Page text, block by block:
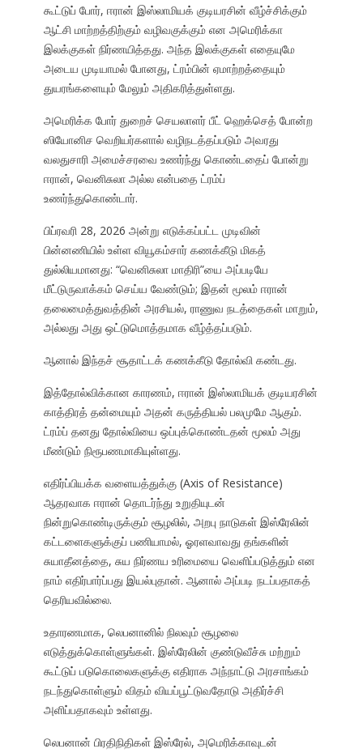
கூட்டுப் போர், ஈரான் இஸ்லாமியக் குடியரசின் வீழ்ச்சிக்கும்
ஆட்சி மாற்றத்திற்கும் வழிவகுக்கும் என அமெரிக்கா
இலக்குகள் நிர்ணயித்தது. அந்த இலக்குகள் எதையுமே
அடைய முடியாமல் போனது, ட்ரம்பின் ஏமாற்றத்தையும்
துயரங்களையும் மேலும் அதிகரித்துள்ளது.
அமெரிக்க போர் துறைச் செயலாளர் பீட் ஹெக்செத் போன்ற
ஸியோனிச வெறியர்களால் வழிநடத்தப்படும் அவரது
வலதுசாரி அமைச்சரவை உணர்ந்து கொண்டதைப் போன்று
ஈரான், வெனிசுலா அல்ல என்பதை ட்ரம்ப்
உணர்ந்துகொண்டார்.
பிப்ரவரி 28, 2026 அன்று எடுக்கப்பட்ட முடிவின்
பின்னணியில் உள்ள வியூகம்சார் கணக்கீடு மிகத்
துல்லியமானது: “வெனிசுலா மாதிரி”யை அப்படியே
மீட்டுருவாக்கம் செய்ய வேண்டும்; இதன் மூலம் ஈரான்
தலைமைத்துவத்தின் அரசியல், ராணுவ நடத்தைகள் மாறும்,
அல்லது அது ஒட்டுமொத்தமாக வீழ்த்தப்படும்.
ஆனால் இந்தச் சூதாட்டக் கணக்கீடு தோல்வி கண்டது.
இத்தோல்விக்கான காரணம், ஈரான் இஸ்லாமியக் குடியரசின்
காத்திரத் தன்மையும் அதன் கருத்தியல் பலமுமே ஆகும்.
ட்ரம்ப் தனது தோல்வியை ஒப்புக்கொண்டதன் மூலம் அது
மீண்டும் நிரூபணமாகியுள்ளது.
எதிர்ப்பியக்க வளையத்துக்கு (Axis of Resistance)
ஆதரவாக ஈரான் தொடர்ந்து உறுதியுடன்
நின்றுகொண்டிருக்கும் சூழலில், அறபு நாடுகள் இஸ்ரேலின்
கட்டளைகளுக்குப் பணியாமல், ஓரளவாவது தங்களின்
சுயாதீனத்தை, சுய நிர்ணய உரிமையை வெளிப்படுத்தும் என
நாம் எதிர்பார்ப்பது இயல்புதான். ஆனால் அப்படி நடப்பதாகத்
தெரியவில்லை.
உதாரணமாக, லெபனானில் நிலவும் சூழலை
எடுத்துக்கொள்ளுங்கள். இஸ்ரேலின் குண்டுவீச்சு மற்றும்
கூட்டுப் படுகொலைகளுக்கு எதிராக அந்நாட்டு அரசாங்கம்
நடந்துகொள்ளும் விதம் வியப்பூட்டுவதோடு அதிர்ச்சி
அளிப்பதாகவும் உள்ளது.
லெபனான் பிரதிநிதிகள் இஸ்ரேல், அமெரிக்காவுடன்